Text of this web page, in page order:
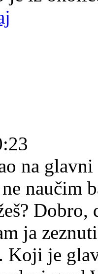
na glavni
naučim
Dobro,
ja
Koji je